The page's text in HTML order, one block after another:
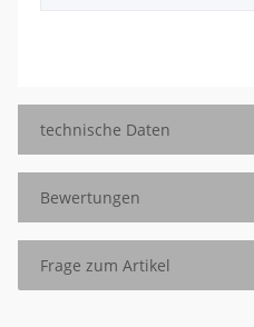
technische Daten
Bewertungen
Frage zum Artikel